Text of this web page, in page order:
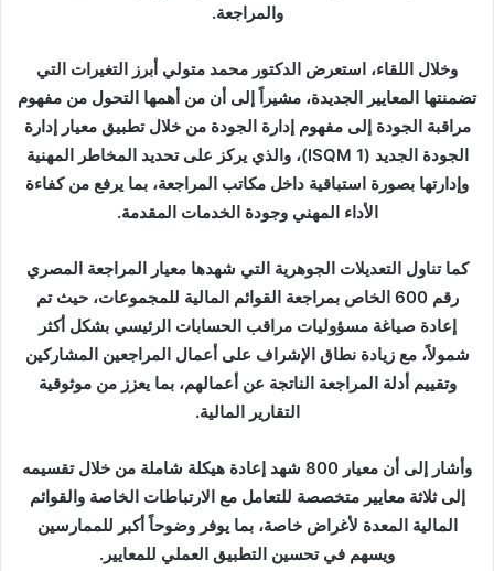
والمراجعة.
وخلال اللقاء، استعرض الدكتور محمد متولي أبرز التغيرات التي
تضمنتها المعايير الجديدة، مشيراً إلى أن من أهمها التحول من مفهوم
مراقبة الجودة إلى مفهوم إدارة الجودة من خلال تطبيق معيار إدارة
الجودة الجديد (ISQM 1)، والذي يركز على تحديد المخاطر المهنية
وإدارتها بصورة استباقية داخل مكاتب المراجعة، بما يرفع من كفاءة
الأداء المهني وجودة الخدمات المقدمة.
كما تناول التعديلات الجوهرية التي شهدها معيار المراجعة المصري
رقم 600 الخاص بمراجعة القوائم المالية للمجموعات، حيث تم
إعادة صياغة مسؤوليات مراقب الحسابات الرئيسي بشكل أكثر
شمولاً، مع زيادة نطاق الإشراف على أعمال المراجعين المشاركين
وتقييم أدلة المراجعة الناتجة عن أعمالهم، بما يعزز من موثوقية
التقارير المالية.
وأشار إلى أن معيار 800 شهد إعادة هيكلة شاملة من خلال تقسيمه
إلى ثلاثة معايير متخصصة للتعامل مع الارتباطات الخاصة والقوائم
المالية المعدة لأغراض خاصة، بما يوفر وضوحاً أكبر للممارسين
ويسهم في تحسين التطبيق العملي للمعايير.